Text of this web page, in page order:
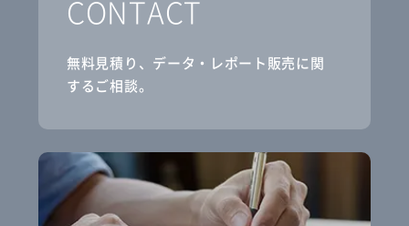
CONTACT
無料見積り、データ・レポート販売に関
するご相談。